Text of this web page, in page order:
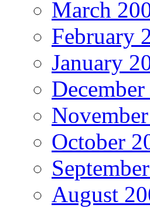
March
February
January
October
August